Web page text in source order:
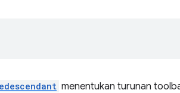
menentukan turunan